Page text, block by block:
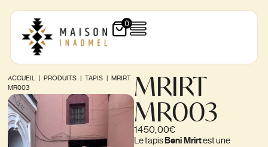
0
ACCUEIL PRODUITS |TAPIS
MRIRT
MR003
MRIRT
MR003
1450,00€
Le tapisBeni Mrirtest une